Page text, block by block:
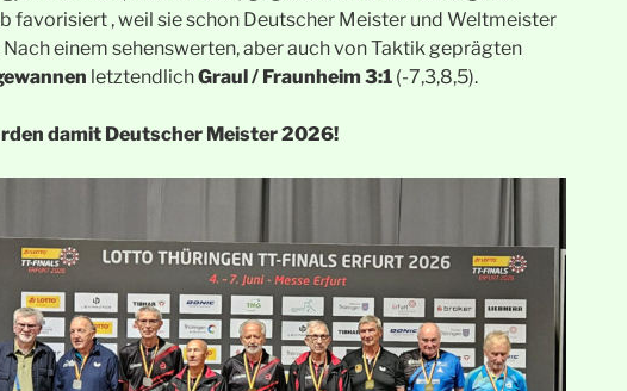
favorisiert , weil sie schon Deutscher Meister und Weltmeister
Nach einem sehenswerten, aber auch von Taktik geprägten
letztendlichGraul / Fraunheim 3:1 (-7,3,8,5).
damit Deutscher Meister 2026!